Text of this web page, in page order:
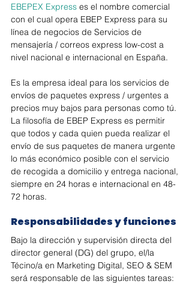
EBEPEX Express es el nombre comercial
con el cual opera EBEP Express para su
línea de negocios de Servicios de
mensajería / correos express low-cost a
nivel nacional e internacional en España.
Es la empresa ideal para los servicios de
envíos de paquetes express / urgentes a
precios muy bajos para personas como tú.
La filosofía de EBEP Express es permitir
que todos y cada quien pueda realizar el
envío de sus paquetes de manera urgente
lo más económico posible con el servicio
de recogida a domicilio y entrega nacional,
siempre en 24 horas e internacional en 48-
72 horas.
Responsabilidades y funciones
Bajo la dirección y supervisión directa del
director general (DG) del grupo, el/la
Técino/a en Marketing Digital, SEO & SEM
será responsable de las siguientes tareas: